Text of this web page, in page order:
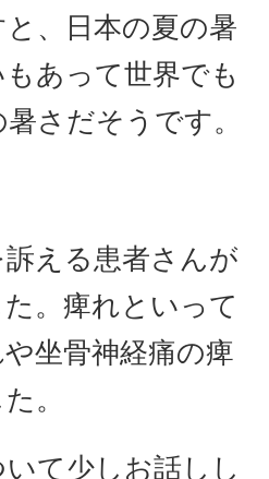
、日本の夏の暑
あって世界でも
さだそうです。
える患者さんが
。痺れといって
坐骨神経痛の痺
。
て少しお話しし